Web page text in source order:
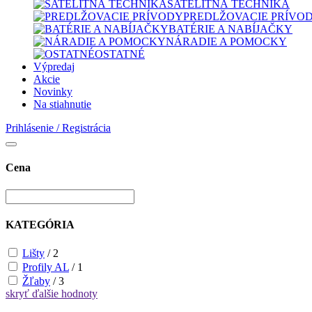
SATELITNÁ TECHNIKA
PREDLŽOVACIE
BATÉRIE A NABÍJAČKY
NÁRADIE A POMOCKY
OSTATNÉ
Výpredaj
Akcie
Novinky
Na stiahnutie
Prihlásenie / Registrácia
Cena
KATEGÓRIA
Lišty / 2
Profily AL / 1
Žľaby / 3
skryť ďalšie hodnoty